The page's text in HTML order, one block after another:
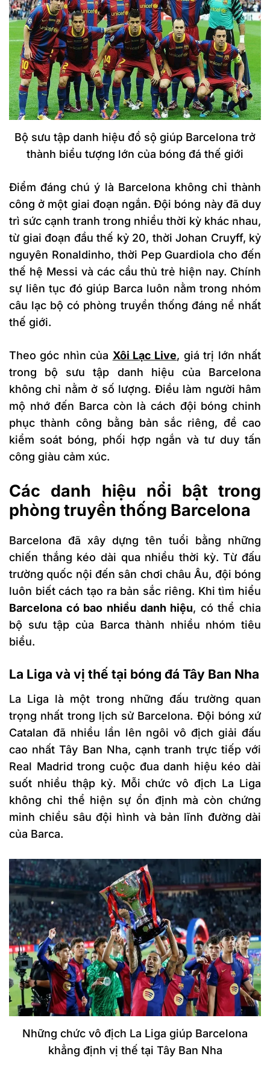
Bộ sưu tập danh hiệu đồ sộ giúp Barcelona trở
thành biểu tượng lớn của bóng đá thế giới
Điểm đáng chú ý là Barcelona không chỉ thành
công ở một giai đoạn ngắn. Đội bóng này đã duy
trì sức cạnh tranh trong nhiều thời kỳ khác nhau,
từ giai đoạn đầu thế kỷ 20, thời Johan Cruyff, kỷ
nguyên Ronaldinho, thời Pep Guardiola cho đến
thế hệ Messi và các cầu thủ trẻ hiện nay. Chính
sự liên tục đó giúp Barca luôn nằm trong nhóm
câu lạc bộ có phòng truyền thống đáng nể nhất
thế giới.
Theo góc nhìn của Xôi Lạc Live, giá trị lớn nhất
trong bộ sưu tập danh hiệu của Barcelona
không chỉ nằm ở số lượng. Điều làm người hâm
mộ nhớ đến Barca còn là cách đội bóng chinh
phục thành công bằng bản sắc riêng, đề cao
kiểm soát bóng, phối hợp ngắn và tư duy tấn
công giàu cảm xúc.
Các danh hiệu nổi bật trong
phòng truyền thống Barcelona
Barcelona đã xây dựng tên tuổi bằng những
chiến thắng kéo dài qua nhiều thời kỳ. Từ đấu
trường quốc nội đến sân chơi châu Âu, đội bóng
luôn biết cách tạo ra bản sắc riêng. Khi tìm hiểu
Barcelona có bao nhiều danh hiệu, có thể chia
bộ sưu tập của Barca thành nhiều nhóm tiêu
biểu.
La Liga và vị thế tại bóng đá Tây Ban Nha
La Liga là một trong những đấu trường quan
trọng nhất trong lịch sử Barcelona. Đội bóng xứ
Catalan đã nhiều lần lên ngôi vô địch giải đấu
cao nhất Tây Ban Nha, cạnh tranh trực tiếp với
Real Madrid trong cuộc đua danh hiệu kéo dài
suốt nhiều thập kỷ. Mỗi chức vô địch La Liga
không chỉ thể hiện sự ổn định mà còn chứng
minh chiều sâu đội hình và bản lĩnh đường dài
của Barca.
Những chức vô địch La Liga giúp Barcelona
khẳng định vị thế tại Tây Ban Nha